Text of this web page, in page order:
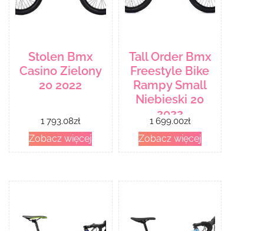
Stolen Bmx
Casino Zielony
20 2022
1 793.08zł
Zobacz więcej
Tall Order Bmx
Freestyle Bike
Rampy Small
Niebieski 20
2022
1 699.00zł
Zobacz więcej